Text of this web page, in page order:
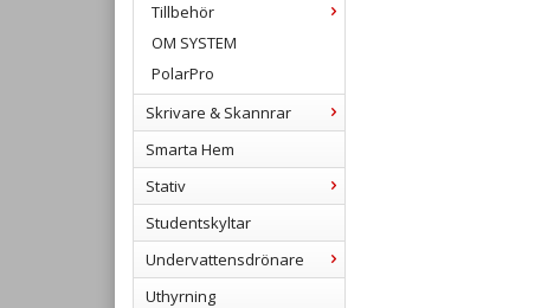
Tillbehör
OM SYSTEM
PolarPro
Skrivare & Skannrar
Smarta Hem
Stativ
Studentskyltar
Undervattensdrönare
Uthyrning